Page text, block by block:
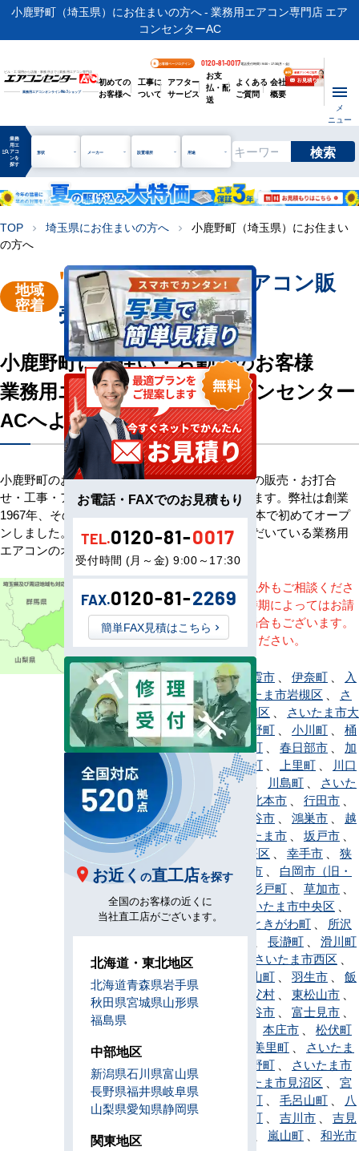
小鹿野町（埼玉県）にお住まいの方へ - 業務用エアコン専門店 エア
コンセンターAC
ビル・工場用から店舗・事務所まで | 業務用エアコン専門店
業務用エアコンオンラインNo.1ショップ
お客様ページログイン 0120-81-0017電話受付時間 / 9:00～17:30(月～金)
初めての
お客様へ
工事に
ついて
アフター
サービス
お支
払・配
送
よくある
ご質問
会社
概要
メ
ニュー
manage_search
業務
用エ
アコ
ンを
探す
形状 メーカー 設置場所 用途 検索
TOP chevron_right 埼玉県にお住まいの方へ chevron_right
小鹿野町（埼玉県）にお住まい
の方へ
地域
密着
"小鹿野町"業務用エアコン販
売・工事を承ります
小鹿野町にお住い・お勤めのお客様
業務用エアコン専門店エアコンセンター
ACへようこそ
小鹿野町のお客様へ業務用エアコン・空調機器の販売・お打合
せ・工事・アフターサービスまで一貫して承ります。弊社は創業
1967年、その信頼を基に空調のネット販売を日本で初めてオープ
ンしました。以来、皆様にご信頼・ご愛顧いただいている業務用
エアコンのオンラインショップです。
※記載地域以外もご相談くださ
い。地域・時期によってはお請
けできない場合もございます。
直接ご相談ください。
上尾市、朝霞市 伊奈町
入
間市 、さいたま市岩槻区
さ
いたま市浦和区
さいたま市大
宮区、小鹿野町 小川町
桶
川市、越生町 春日部市
加
須市 、神川町 上里町
川口
川越市 川島町
さいた
ま市北区
北本市 行田市
久喜市、 熊谷市 鴻巣市
越
谷市、 さいたま市 坂戸市
さいたま市桜区
幸手市
狭
山市、志木市
白岡市（旧・
白岡町）
杉戸町 草加市
秩父市
さいたま市中央区
鶴ヶ島市
ときがわ町
所沢
市、戸田市 長瀞町
滑川町
、
さいたま市西区
蓮田市
鳩山町 羽生市
飯
能市
東秩父村 東松山市
日高市
深谷市 富士見市
本庄市
松伏町
美里町
さいたま
皆野町
さいたま市
南区
さいたま市見沼区
宮
代町
三芳町 毛呂山町
八
潮市
横瀬町 吉川市
吉見
嵐山町
和光市
お電話・FAXでのお見積もり
TEL.0120-81-0017
受付時間 (月～金) 9:00～17:30
FAX.0120-81-2269
簡単FAX見積はこちら
お近く の直工店を探す
全国のお客様の近くに
当社直工店がございます。
北海道・東北地区
北海道青森県岩手県
秋田県宮城県山形県
福島県
中部地区
新潟県石川県富山県
長野県福井県岐阜県
山梨県愛知県静岡県
関東地区